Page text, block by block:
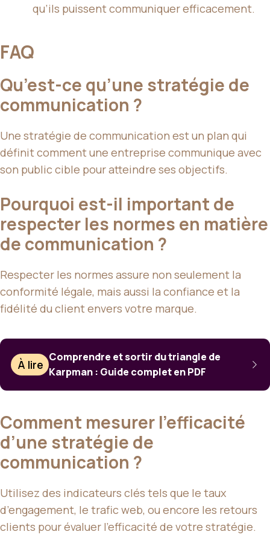
qu’ils puissent communiquer efficacement.
FAQ
Qu’est-ce qu’une stratégie de
communication ?
Une stratégie de communication est un plan qui
définit comment une entreprise communique avec
son public cible pour atteindre ses objectifs.
Pourquoi est-il important de
respecter les normes en matière
de communication ?
Respecter les normes assure non seulement la
conformité légale, mais aussi la confiance et la
fidélité du client envers votre marque.
À lire
Comprendre et sortir du triangle de
Karpman : Guide complet en PDF
Comment mesurer l’efficacité
d’une stratégie de
communication ?
Utilisez des indicateurs clés tels que le taux
d’engagement, le trafic web, ou encore les retours
clients pour évaluer l’efficacité de votre stratégie.